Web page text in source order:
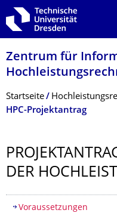
Zur Hauptnavigation
Zur Suche springen
Zum Inhalt springen
Zentrum für
Breadcrumb-Menü
Startseite
HPC-Projektantrag
DER
Inhaltsverzeichnis
Voraussetzungen